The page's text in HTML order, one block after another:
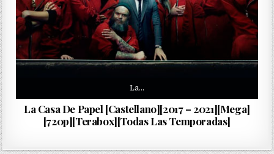
La…
La Casa De Papel [Castellano][2017 – 2021][Mega]
[720p][Terabox][Todas Las Temporadas]